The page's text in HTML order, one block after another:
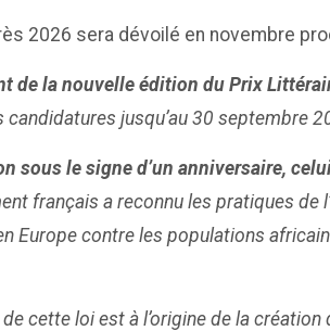
2026 sera dévoilé en novembre
de la nouvelle édition du Prix
candidatures jusqu’au 30 septembre
sous le signe d’un anniversaire,
français a reconnu les pratiques de
Europe contre les populations
de cette loi est à l’origine de la